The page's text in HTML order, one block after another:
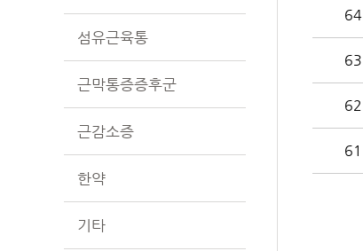
섬유근육통
근막통증증후군
근감소증
한약
기타
64
63
62
61